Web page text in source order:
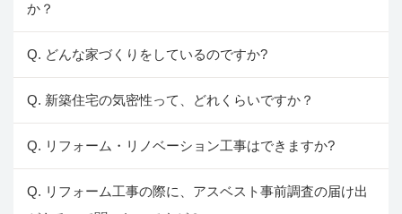
か？
Q. どんな家づくりをしているのですか?
Q. 新築住宅の気密性って、どれくらいですか？
Q. リフォーム・リノベーション工事はできますか?
Q. リフォーム工事の際に、アスベスト事前調査の届け出